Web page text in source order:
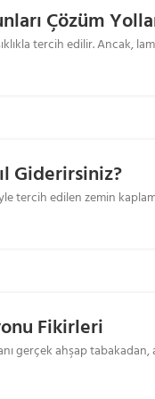
Çözüm
tercih edilir. Ancak,
Giderirsiniz?
tercih edilen zemin
Fikirleri
gerçek ahşap tabakadan,